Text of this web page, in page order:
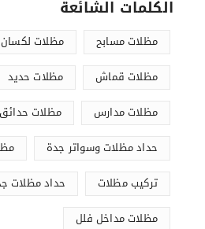
الكلمات الشائعة
مظلات لكسان
مظلات مسابح
مظلات حديد
مظلات قماش
مظلات حدائق
مظلات مدارس
حداد مظلات وسواتر جدة
حداد مظلات
تركيب مظلات
مظلات مداخل فلل